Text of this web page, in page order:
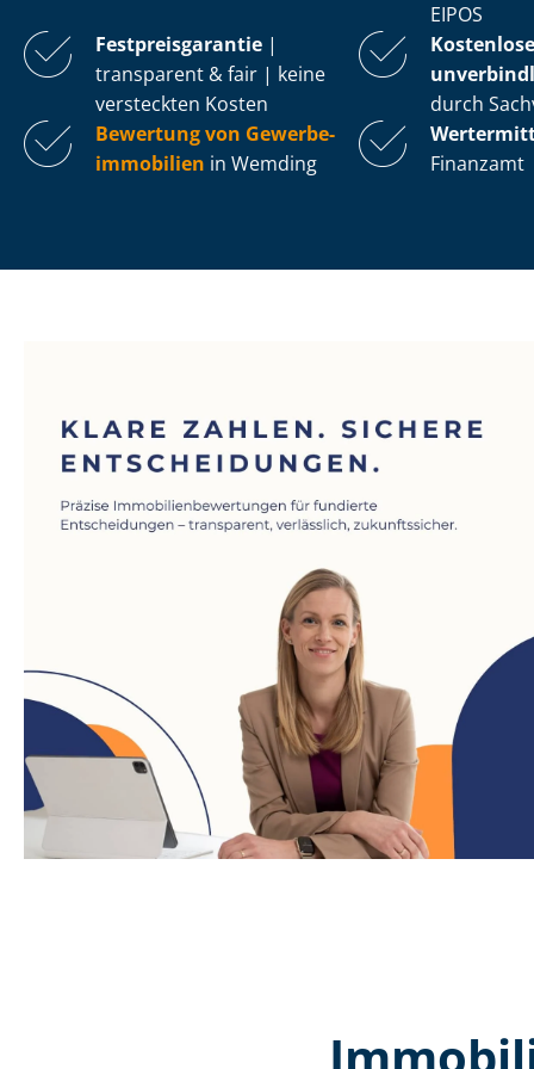
EIPOS
Fest­preis­ga­ran­tie |
transparent & fair | keine
versteckten Kosten
Kostenlose
durch
Bewertung von Ge­wer­be­
im­mo­bi­li­en in Wemding
Finanzamt